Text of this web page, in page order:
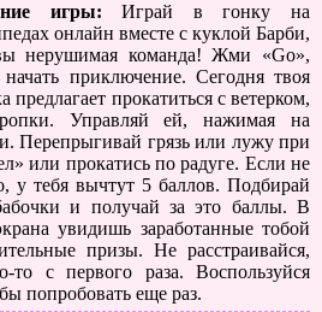
игры:
Играй в гонку на
онлайн вместе с куклой Барби,
нерушимая команда! Жми «Go»,
приключение. Сегодня твоя
предлагает прокатиться с ветерком,
Управляй ей, нажимая на
Перепрыгивай грязь или лужу при
или прокатись по радуге. Если не
у тебя вычтут 5 баллов. Подбирай
и получай за это баллы. В
увидишь заработанные тобой
призы. Не расстраивайся,
то с первого раза. Воспользуйся
попробовать еще раз.